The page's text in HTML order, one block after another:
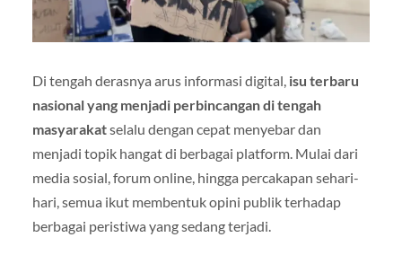
Di tengah derasnya arus informasi digital, isu terbaru
nasional yang menjadi perbincangan di tengah
masyarakatselalu dengan cepat menyebar dan
menjadi topik hangat di berbagai platform. Mulai dari
media sosial, forum online, hingga percakapan sehari-
hari, semua ikut membentuk opini publik terhadap
berbagai peristiwa yang sedang terjadi.